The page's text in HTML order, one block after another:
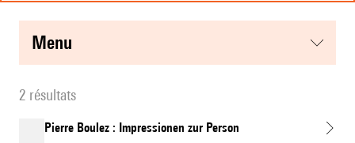
menu
2 résultats
Pierre Boulez : Impressionen zur Person